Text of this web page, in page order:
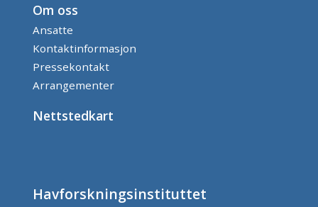
Om oss
Ansatte
Kontaktinformasjon
Pressekontakt
Arrangementer
Nettstedkart
Havforskningsinstituttet